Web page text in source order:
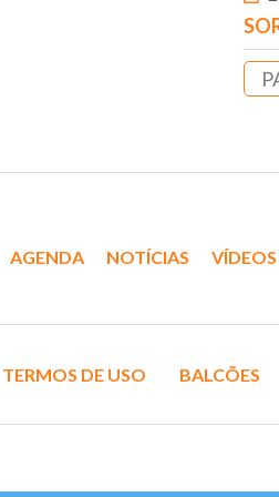
AGENDA NOTÍCIAS VÍDEOS
TERMOS DE USO BALCÕES